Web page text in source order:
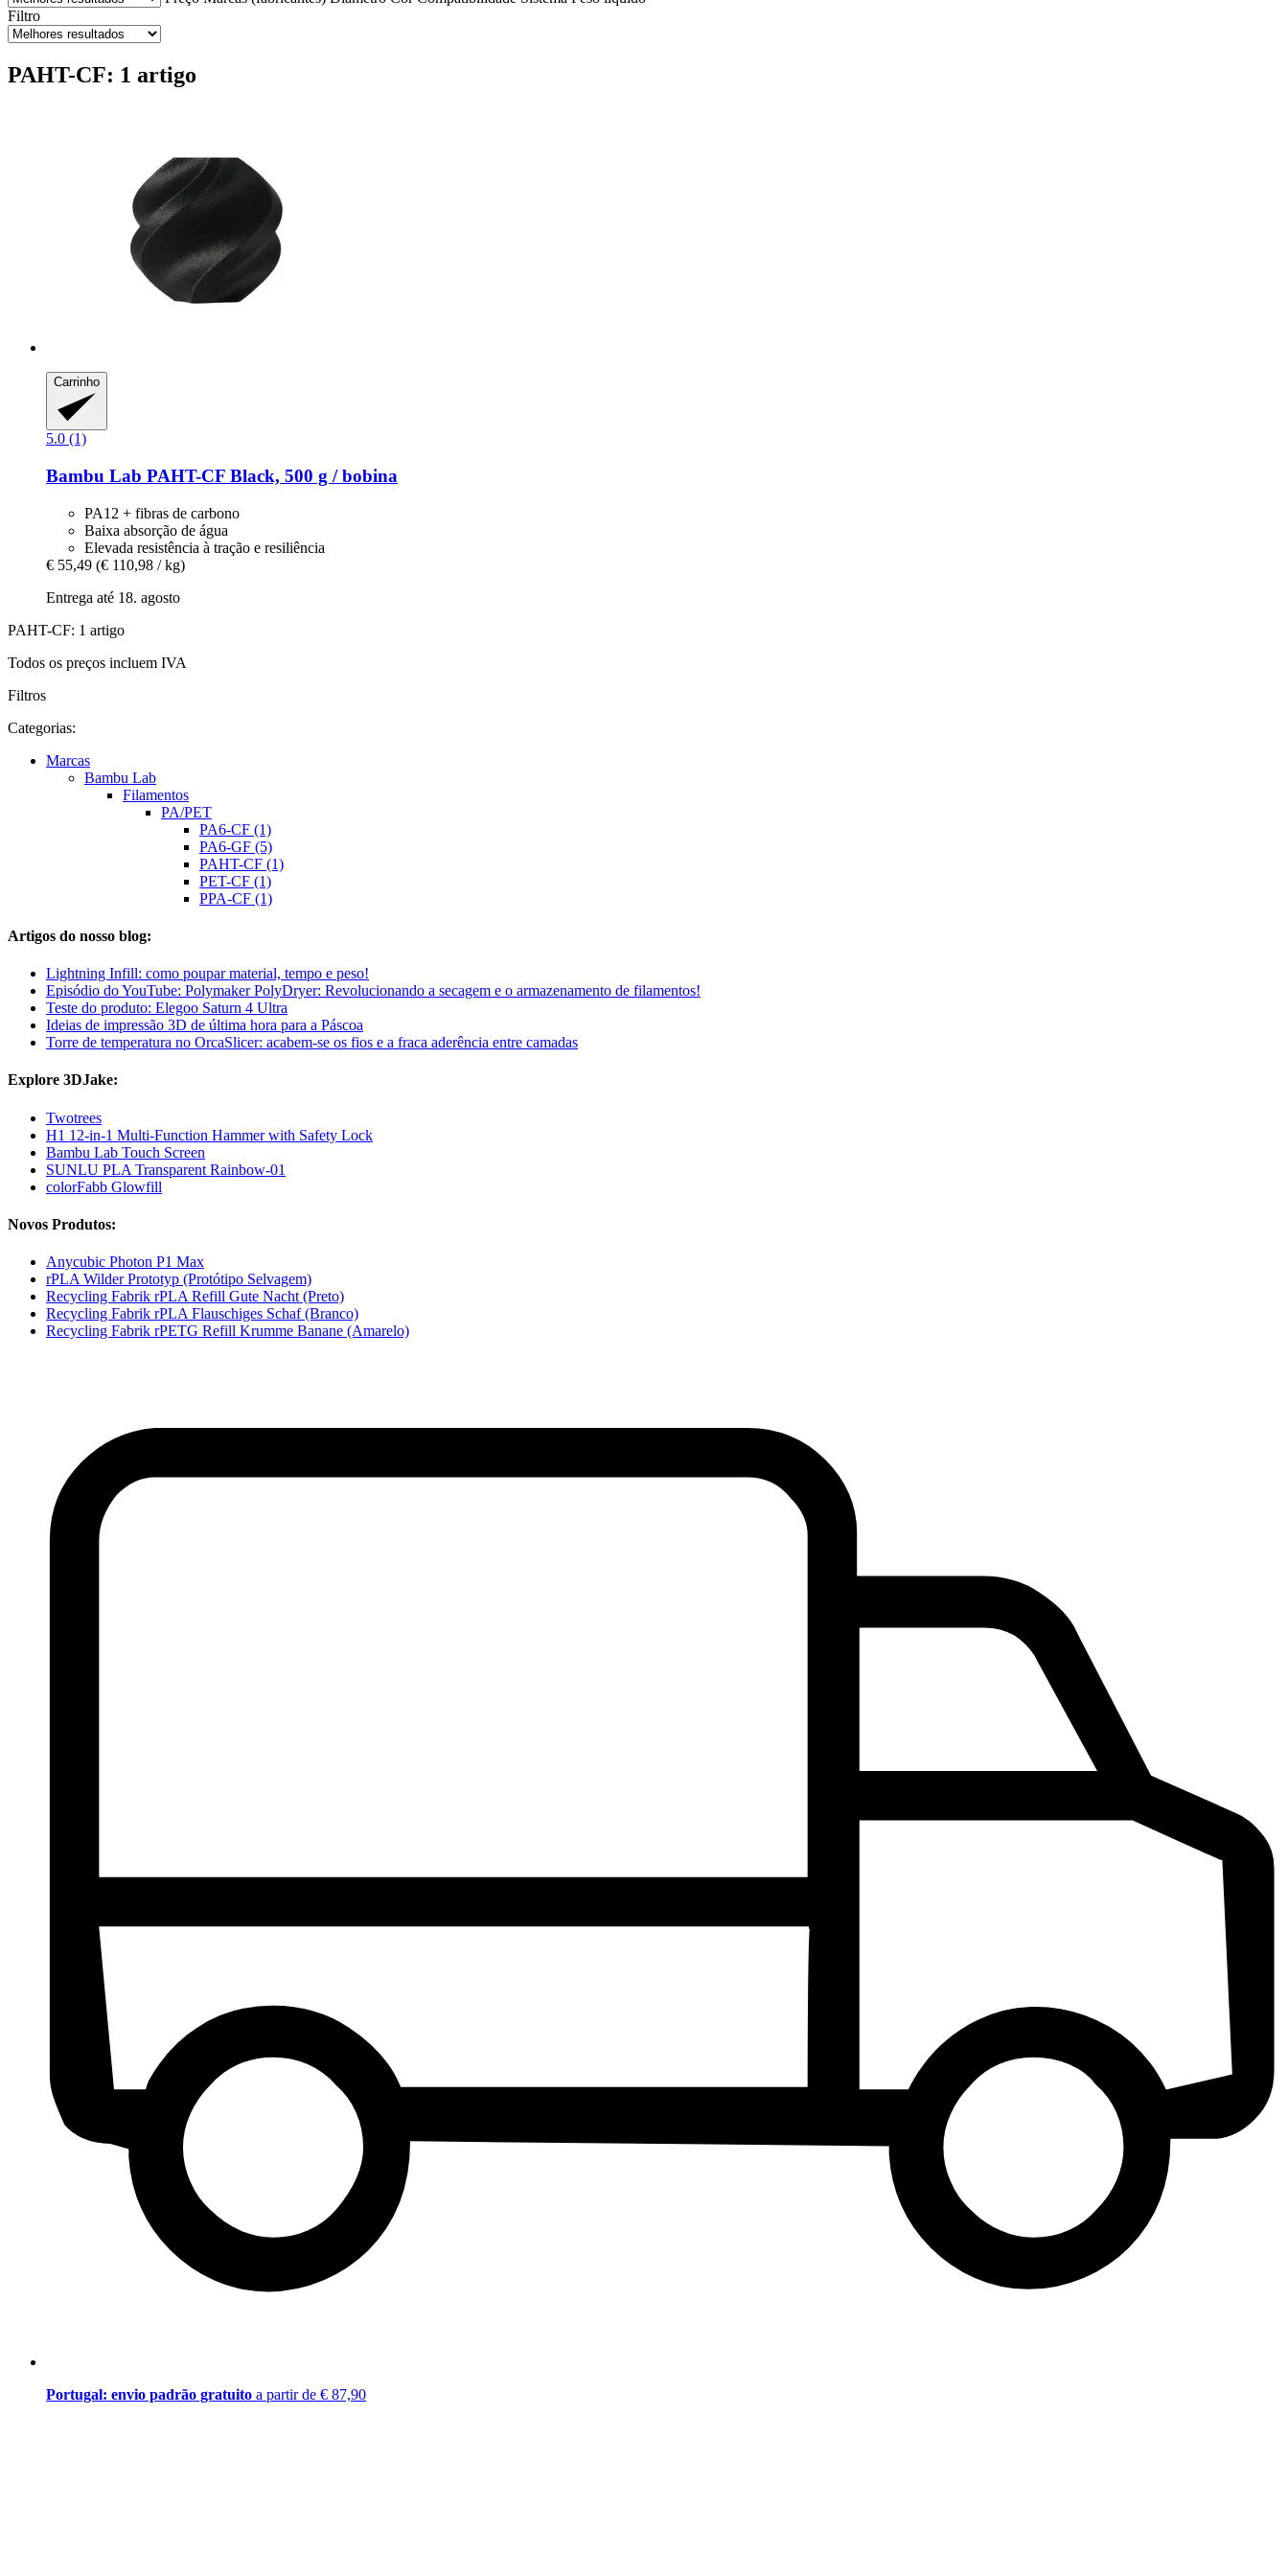
Filtro
PAHT-CF: 1 artigo
Carrinho
5.0 (1)
Bambu Lab PAHT-​CF Black, 500 g / bobina
PA12 + fibras de carbono
Baixa absorção de água
Elevada resistência à tração e resiliência
€ 55,49 (€ 110,98 / kg)
Entrega até 18. agosto
PAHT-CF: 1 artigo
Todos os preços incluem IVA
Filtros
Categorias:
Marcas
Bambu Lab
Filamentos
PA/PET
PA6-CF (1)
PA6-GF (5)
PAHT-CF (1)
PET-CF (1)
PPA-CF (1)
Artigos do nosso blog:
Lightning Infill: como poupar material, tempo e peso!
Episódio do YouTube: Polymaker PolyDryer: Revolucionando a secagem e o armazenamento de filamentos!
Teste do produto: Elegoo Saturn 4 Ultra
Ideias de impressão 3D de última hora para a Páscoa
Torre de temperatura no OrcaSlicer: acabem-se os fios e a fraca aderência entre camadas
Explore 3DJake:
Twotrees
H1 12-in-1 Multi-Function Hammer with Safety Lock
Bambu Lab Touch Screen
SUNLU PLA Transparent Rainbow-01
colorFabb Glowfill
Novos Produtos:
Anycubic Photon P1 Max
rPLA Wilder Prototyp (Protótipo Selvagem)
Recycling Fabrik rPLA Refill Gute Nacht (Preto)
Recycling Fabrik rPLA Flauschiges Schaf (Branco)
Recycling Fabrik rPETG Refill Krumme Banane (Amarelo)
Portugal: envio padrão gratuito a partir de € 87,90